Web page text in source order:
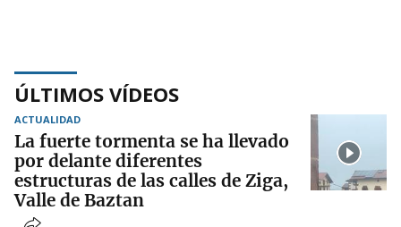
ÚLTIMOS VÍDEOS
ACTUALIDAD
La fuerte tormenta se ha llevado
por delante diferentes
estructuras de las calles de Ziga,
Valle de Baztan